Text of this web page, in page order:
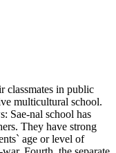
classmates in public
multicultural school.
Sae-nal school has
They have strong
age or level of